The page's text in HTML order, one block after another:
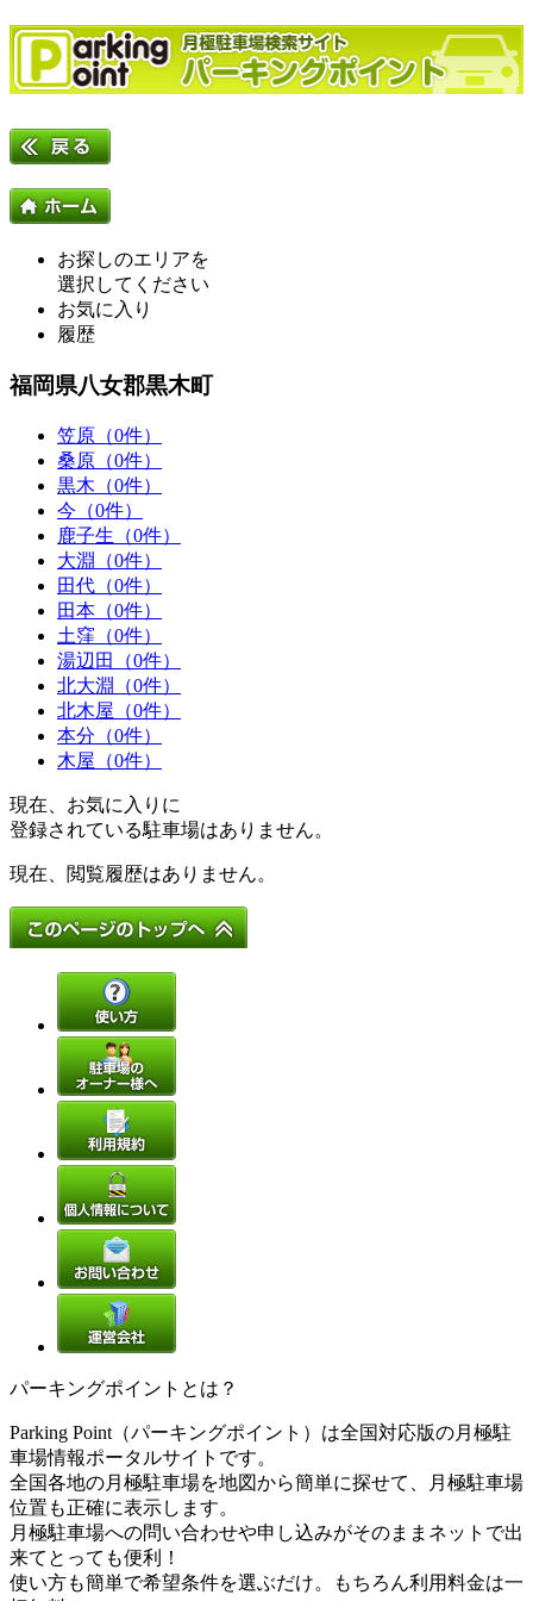
お探しのエリアを
選択してください
お気に入り
履歴
福岡県八女郡黒木町
笠原（0件）
桑原（0件）
黒木（0件）
今（0件）
鹿子生（0件）
大淵（0件）
田代（0件）
田本（0件）
土窪（0件）
湯辺田（0件）
北大淵（0件）
北木屋（0件）
本分（0件）
木屋（0件）
現在、お気に入りに
登録されている駐車場はありません。
現在、閲覧履歴はありません。
パーキングポイントとは？
Parking Point（パーキングポイント）は全国対応版の月極駐
車場情報ポータルサイトです。
全国各地の月極駐車場を地図から簡単に探せて、月極駐車場
位置も正確に表示します。
月極駐車場への問い合わせや申し込みがそのままネットで出
来てとっても便利！
使い方も簡単で希望条件を選ぶだけ。もちろん利用料金は一